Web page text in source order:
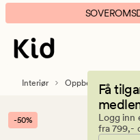
Thomas
oppbevaringsboks
transparent
banner.
Klikk
ESCAPE
pause.
Få
Logg inn
fra 799,-
Interiør Oppbevaring
-50%